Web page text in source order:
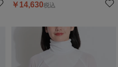
￥ 14,630税込